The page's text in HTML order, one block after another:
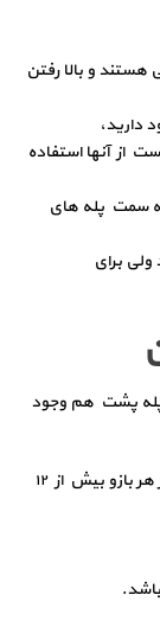
و بالا رفتن
دارید،
از آنها استفاده
سمت پله های
برای
پله پشت هم وجود
اگر بیشترین مقدار را لحاظ کنید نباید تعداد پله ها در هر بازو بیش از ۱۲